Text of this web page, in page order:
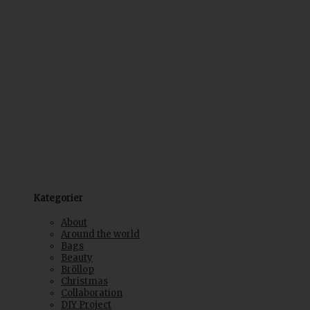
Kategorier
About
Around the world
Bags
Beauty
Bröllop
Christmas
Collaboration
DIY Project